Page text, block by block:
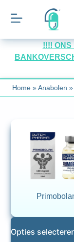
!!!! ONS
Home »Anabolen »
Opties